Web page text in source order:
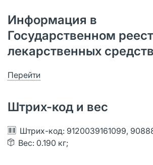
Информация в
Государственном
лекарственных средств
Перейти
Штрих-код и вес
Штрих-код: 9120039161099,
Вес: 0.190 кг;